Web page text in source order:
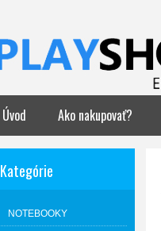
Úvod Ako nakupovať?
Kategórie
NOTEBOOKY